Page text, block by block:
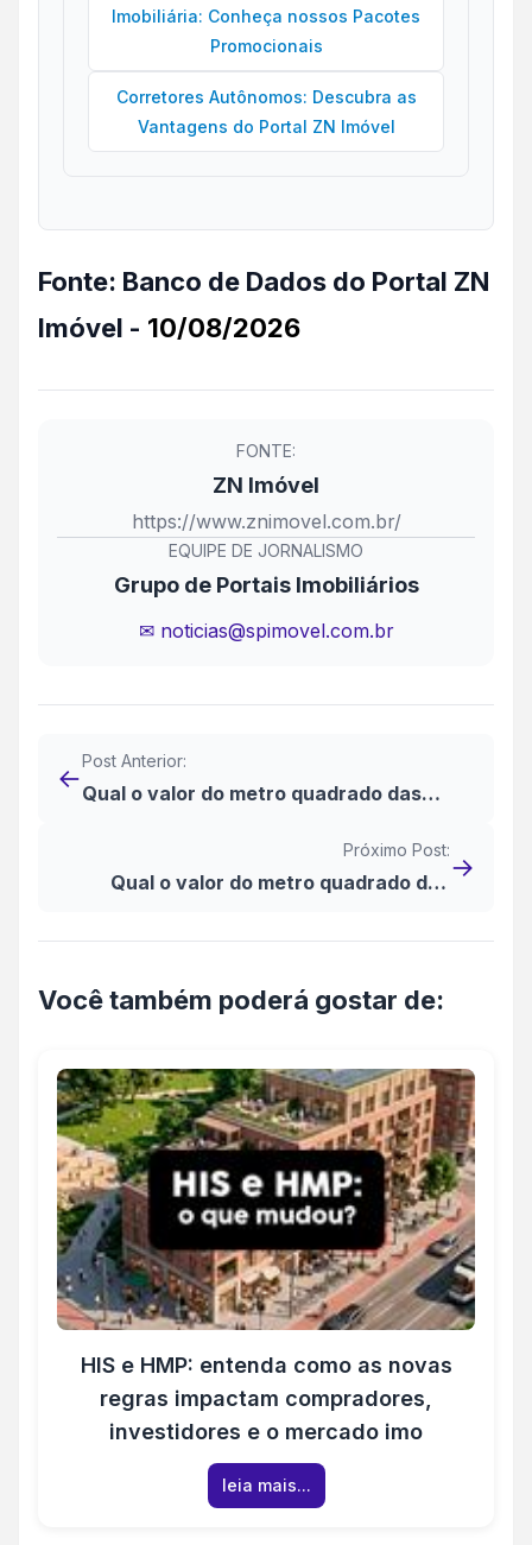
Imobiliária: Conheça nossos Pacotes
Promocionais
Corretores Autônomos: Descubra as
Vantagens do Portal ZN Imóvel
Fonte: Banco de Dados do Portal ZN
Imóvel - 10/08/2026
FONTE:
ZN Imóvel
https://www.znimovel.com.br/
EQUIPE DE JORNALISMO
Grupo de Portais Imobiliários
✉ noticias@spimovel.com.br
←
Post Anterior:
Qual o valor do metro quadrado das
Próximo Post:
Qual o valor do metro quadrado das →
Você também poderá gostar de:
HIS e HMP: entenda como as novas
regras impactam compradores,
investidores e o mercado imo
leia mais...